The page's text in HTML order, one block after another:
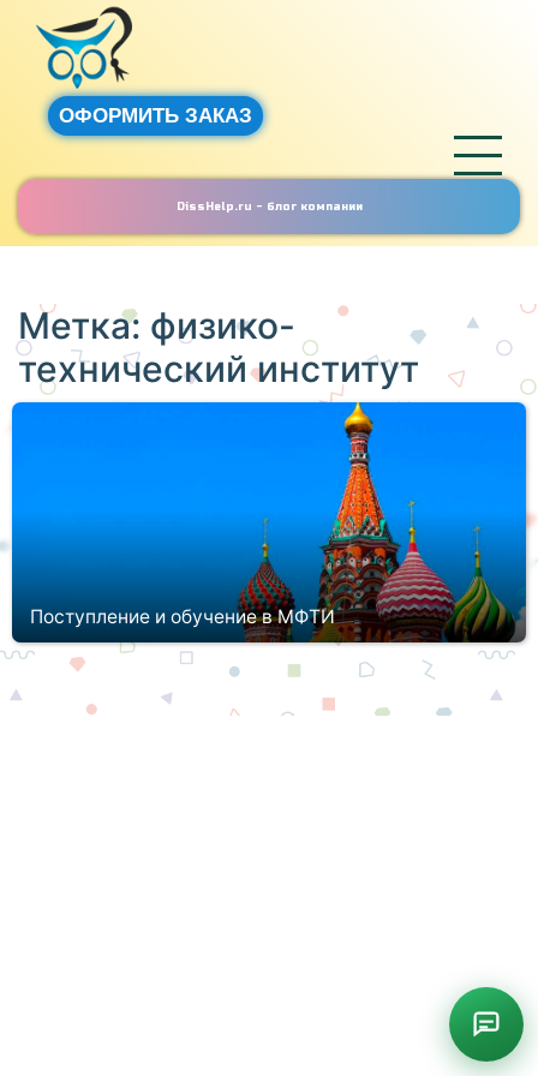
ОФОРМИТЬ ЗАКАЗ
DissHelp.ru - блог компании
Метка: физико-
технический институт
Поступление и обучение в МФТИ
Если Вы грезите математическими и физическими науками, Вам
точность, новые технологии и изобретения, то стоит